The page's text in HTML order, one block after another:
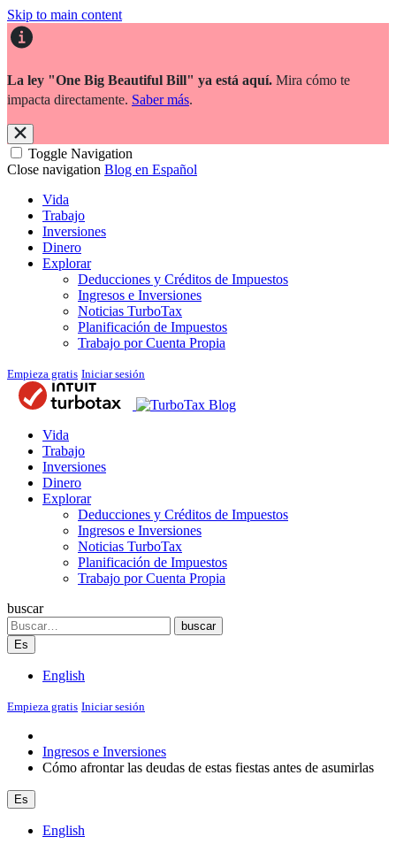
Skip to main content
La ley "One Big Beautiful Bill" ya está aquí. Mira cómo te
impacta directamente. Saber más.
Toggle Navigation
Close navigation Blog en Español
Vida
Trabajo
Inversiones
Dinero
Explorar
Deducciones y Créditos de Impuestos
Ingresos e Inversiones
Noticias TurboTax
Planificación de Impuestos
Trabajo por Cuenta Propia
Empieza gratis Iniciar sesión
Blog
Vida
Trabajo
Inversiones
Dinero
Explorar
Deducciones y Créditos de Impuestos
Ingresos e Inversiones
Noticias TurboTax
Planificación de Impuestos
Trabajo por Cuenta Propia
buscar
Search
buscar
Es
English
Empieza gratis Iniciar sesión
Ingresos e Inversiones
Cómo afrontar las deudas de estas fiestas antes de asumirlas
Es
English